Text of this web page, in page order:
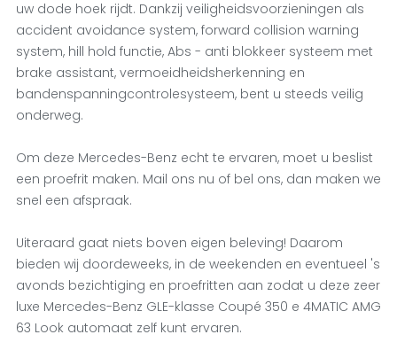
uw dode hoek rijdt. Dankzij veiligheidsvoorzieningen als
accident avoidance system, forward collision warning
system, hill hold functie, Abs - anti blokkeer systeem met
brake assistant, vermoeidheidsherkenning en
bandenspanningcontrolesysteem, bent u steeds veilig
onderweg.
Om deze Mercedes-Benz echt te ervaren, moet u beslist
een proefrit maken. Mail ons nu of bel ons, dan maken we
snel een afspraak.
Uiteraard gaat niets boven eigen beleving! Daarom
bieden wij doordeweeks, in de weekenden en eventueel 's
avonds bezichtiging en proefritten aan zodat u deze zeer
luxe Mercedes-Benz GLE-klasse Coupé 350 e 4MATIC AMG
63 Look automaat zelf kunt ervaren.